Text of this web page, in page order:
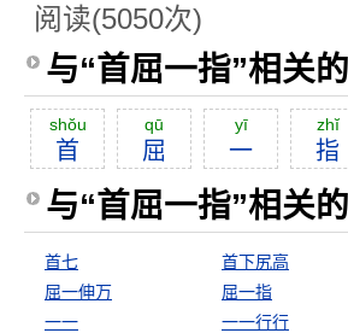
阅读(5050次)
与“首屈一指”相关
shŏu
首
qū
屈
yī
一
zhĭ
指
与“首屈一指”相关
首七 首下尻高
屈一伸万
屈一指
一一
一一行行